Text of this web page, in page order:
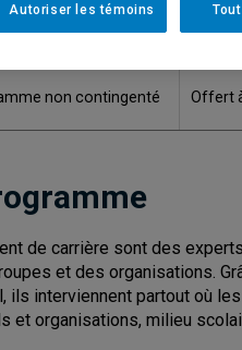
non contingenté Offert
de carrière sont des
et des organisations.
ils interviennent partout où
et organisations, milieu
Autoriser les témoins